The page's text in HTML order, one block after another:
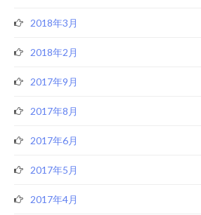
2018年3月
2018年2月
2017年9月
2017年8月
2017年6月
2017年5月
2017年4月